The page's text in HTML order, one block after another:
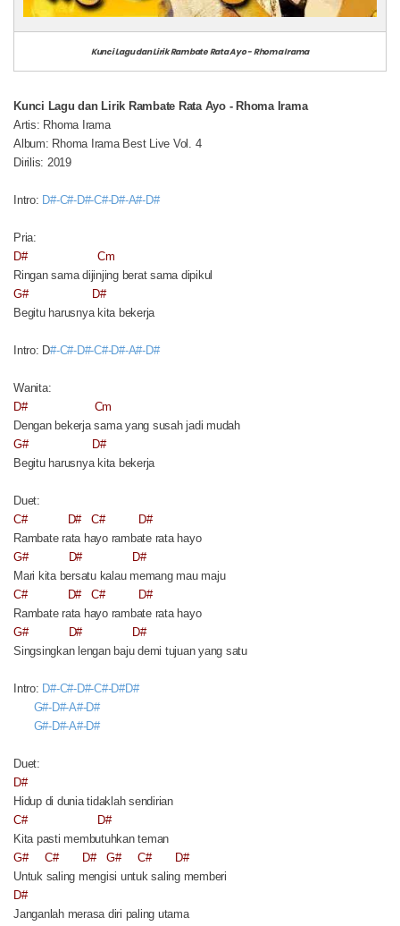
Kunci Lagu dan Lirik Rambate Rata Ayo - Rhoma Irama
Kunci Lagu dan Lirik Rambate Rata Ayo - Rhoma Irama
Artis: Rhoma Irama
Album: Rhoma Irama Best Live Vol. 4
Dirilis: 2019
Intro: D#-C#-D#-C#-D#-A#-D#
Pria:
D#
Cm
Ringan sama dijinjing berat sama dipikul
G#
D#
Begitu harusnya kita bekerja
Intro: D#-C#-D#-C#-D#-A#-D#
Wanita:
D#
Cm
Dengan bekerja sama yang susah jadi mudah
G#
D#
Begitu harusnya kita bekerja
Duet:
C#
D# C#
D#
Rambate rata hayo rambate rata hayo
G#
D#
D#
Mari kita bersatu kalau memang mau maju
C#
D# C#
D#
Rambate rata hayo rambate rata hayo
G#
D#
D#
Singsingkan lengan baju demi tujuan yang satu
Intro: D#-C#-D#-C#-D#D#
G#-D#-A#-D#
G#-D#-A#-D#
Duet:
D#
Hidup di dunia tidaklah sendirian
C#
D#
Kita pasti membutuhkan teman
G#
C# D# G# C#
D#
Untuk saling mengisi untuk saling memberi
D#
Janganlah merasa diri paling utama